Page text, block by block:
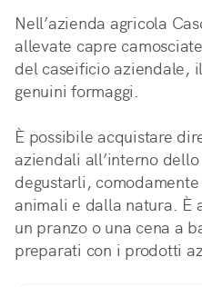
Nell’azienda agricola
allevate capre
del caseificio aziendale,
genuini formaggi.
È possibile acquistare
aziendali all’interno
degustarli,
animali e dalla natura. È
un pranzo o una cena a
preparati con i prodotti